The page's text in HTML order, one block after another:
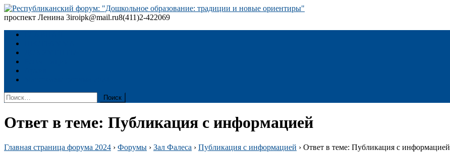
Skip
to
проспект Ленина 3iroipk@mail.ru8(411)2-422069
Найти:
Ответ в теме: Публикация с информацией
Главная страница форума 2024 › Форумы › Зал Фалеса › Публикация с информацией › Ответ в теме: Публикация с информацией